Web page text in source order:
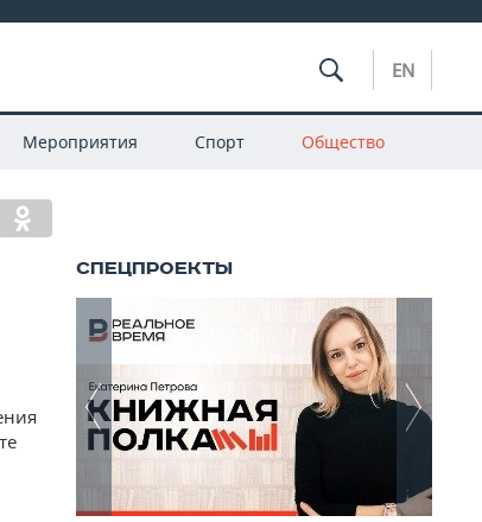
EN
Мероприятия Спорт Общество